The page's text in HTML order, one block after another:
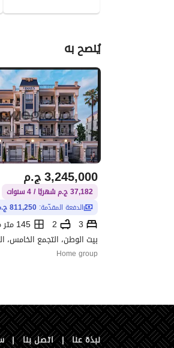
يُنصح به
ج.م3,245,000
37,182 ج.م شهريًا / 4 سنوات
الدفعة المقدّمة: 811,250 ج.م
3
2
145 متر مربع
Home group
نبذة عنا | اتصل بنا |